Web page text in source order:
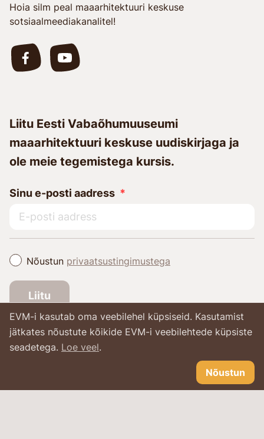
Hoia silm peal maaarhitektuuri keskuse
sotsiaalmeediakanalitel!
Liitu Eesti Vabaõhumuuseumi
maaarhitektuuri keskuse uudiskirjaga ja
ole meie tegemistega kursis.
Sinu e-posti aadress
Nõustun privaatsustingimustega
Liitu
EVM-i kasutab oma veebilehel küpsiseid. Kasutamist
jätkates nõustute kõikide EVM-i veebilehtede küpsiste
seadetega. Loe veel.
Nõustun